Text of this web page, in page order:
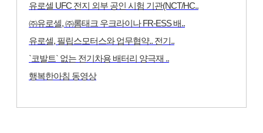
유로셀 UFC 전지 외부 공인 시험 기관(NCT/HC..
㈜유로셀, ㈜롬태크 우크라이나 FR-ESS 배..
유로셀, 필립스모터스와 업무협약.. 전기..
`코발트` 없는 전기차용 배터리 양극재 ..
행복한아침 동영상